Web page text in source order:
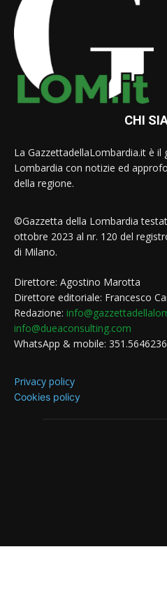
CHI
La GazzettadellaLombardia.it è il
Lombardia con notizie ed
della regione.
©Gazzetta della Lombardia
ottobre 2023 al nr. 120 del
di Milano.
Direttore: Agostino Marotta
Direttore editoriale: Francesco
Redazione:
info@dueaconsulting.com
WhatsApp & mobile: 351.5646236
Privacy policy
Cookies policy